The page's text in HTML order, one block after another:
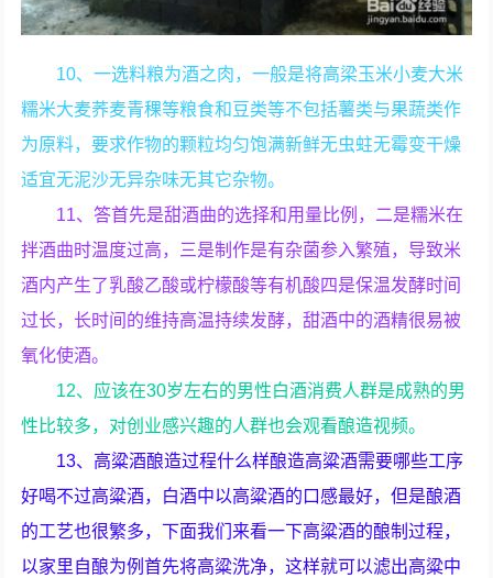
10、一选料粮为酒之肉，一般是将高梁玉米小麦大米
糯米大麦荞麦青稞等粮食和豆类等不包括薯类与果蔬类作
为原料，要求作物的颗粒均匀饱满新鲜无虫蛀无霉变干燥
适宜无泥沙无异杂味无其它杂物。
11、答首先是甜酒曲的选择和用量比例，二是糯米在
拌酒曲时温度过高，三是制作是有杂菌参入繁殖，导致米
酒内产生了乳酸乙酸或柠檬酸等有机酸四是保温发酵时间
过长，长时间的维持高温持续发酵，甜酒中的酒精很易被
氧化使酒。
12、应该在30岁左右的男性白酒消费人群是成熟的男
性比较多，对创业感兴趣的人群也会观看酿造视频。
13、高粱酒酿造过程什么样酿造高粱酒需要哪些工序
好喝不过高粱酒，白酒中以高粱酒的口感最好，但是酿酒
的工艺也很繁多，下面我们来看一下高粱酒的酿制过程，
以家里自酿为例首先将高粱洗净，这样就可以滤出高粱中